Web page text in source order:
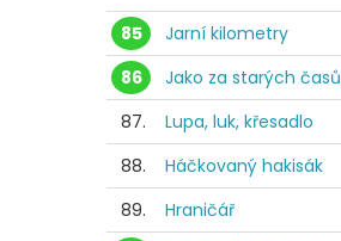
85
Jarní kilometry
86
Jako za starých časů
87.
Lupa, luk, křesadlo
88.
Háčkovaný hakisák
89.
Hraničář